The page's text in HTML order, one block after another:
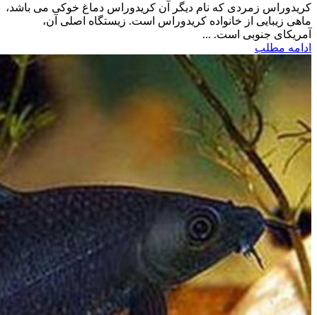
کریدوراس زمردی که نام دیگر آن کریدوراس دماغ خوکی می باشد،
ماهی زیبایی از خانواده کریدوراس است. زیستگاه اصلی آن،
آمریکای جنوبی است. ...
ادامه مطلب